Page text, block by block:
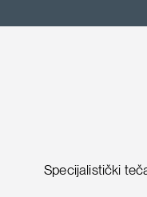
Specijalistički